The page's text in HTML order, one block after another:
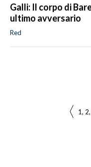
Galli: Il corpo di
ultimo avversario
Red
1 2